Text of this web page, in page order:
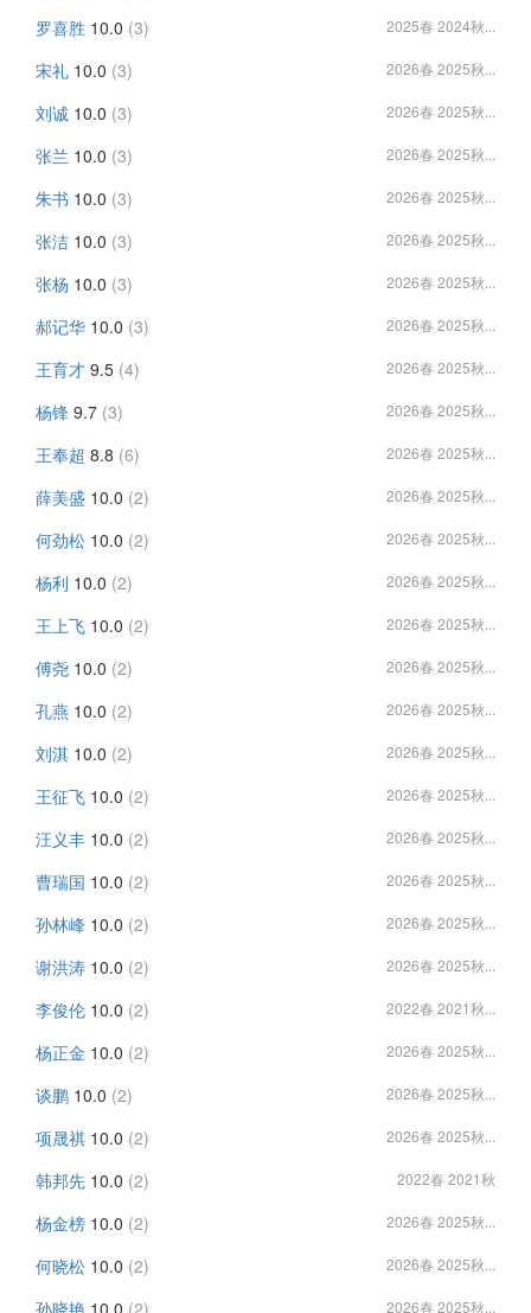
罗喜胜 10.0 (3) 2025春 2024秋...
宋礼 10.0 (3) 2026春 2025秋...
刘诚 10.0 (3) 2026春 2025秋...
张兰 10.0 (3) 2026春 2025秋...
朱书 10.0 (3) 2026春 2025秋...
张洁 10.0 (3) 2026春 2025秋...
张杨 10.0 (3) 2026春 2025秋...
郝记华 10.0 (3) 2026春 2025秋...
王育才 9.5 (4) 2026春 2025秋...
杨锋 9.7 (3) 2026春 2025秋...
王奉超 8.8 (6) 2026春 2025秋...
薛美盛 10.0 (2) 2026春 2025秋...
何劲松 10.0 (2) 2026春 2025秋...
杨利 10.0 (2) 2026春 2025秋...
王上飞 10.0 (2) 2026春 2025秋...
傅尧 10.0 (2) 2026春 2025秋...
孔燕 10.0 (2) 2026春 2025秋...
刘淇 10.0 (2) 2026春 2025秋...
王征飞 10.0 (2) 2026春 2025秋...
汪义丰 10.0 (2) 2026春 2025秋...
曹瑞国 10.0 (2) 2026春 2025秋...
孙林峰 10.0 (2) 2026春 2025秋...
谢洪涛 10.0 (2) 2026春 2025秋...
李俊伦 10.0 (2) 2022春 2021秋...
杨正金 10.0 (2) 2026春 2025秋...
谈鹏 10.0 (2) 2026春 2025秋...
项晟祺 10.0 (2) 2026春 2025秋...
韩邦先 10.0 (2) 2022春 2021秋
杨金榜 10.0 (2) 2026春 2025秋...
何晓松 10.0 (2) 2026春 2025秋...
孙晓艳 10.0 (2) 2026春 2025秋...